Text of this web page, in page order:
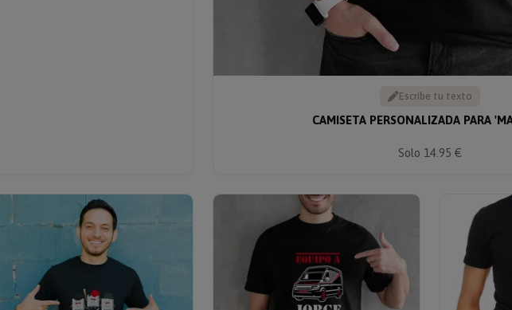
Escribe tu texto
CAMISETA PERSONALIZADA PARA
Solo 14.95 €